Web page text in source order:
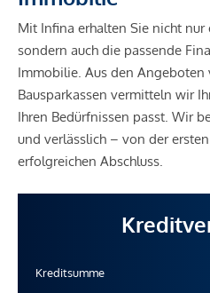
Mit Infina erhalten Sie nicht
sondern auch die passende
Immobilie. Aus den Angeboten
Bausparkassen vermitteln wir
Ihren Bedürfnissen passt. Wir
und verlässlich – von der
erfolgreichen Abschluss.
Kreditsumme